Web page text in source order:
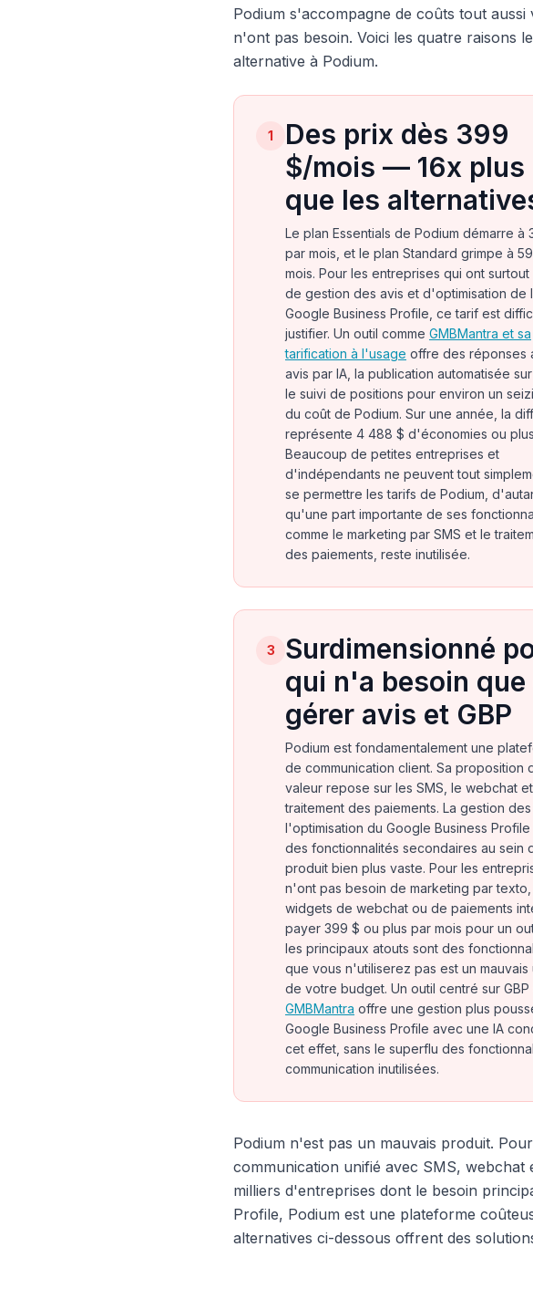
Podium s'accompagne de coûts tout
n'ont pas besoin. Voici les quatre raisons
alternative à Podium.
1
Des prix dès 399
$/mois — 16x plus
que les
Le plan Essentials de Podium démarre à
par mois, et le plan Standard grimpe à
mois. Pour les entreprises qui ont surtout
de gestion des avis et d'optimisation de
Google Business Profile, ce tarif est
justifier. Un outil comme GMBMantra et sa
tarification à l'usage offre des réponses
avis par IA, la publication automatisée
le suivi de positions pour environ un
du coût de Podium. Sur une année, la
représente 4 488 $ d'économies ou
Beaucoup de petites entreprises et
d'indépendants ne peuvent tout
se permettre les tarifs de Podium,
qu'une part importante de ses
comme le marketing par SMS et le
des paiements, reste inutilisée.
3
Surdimensionné
qui n'a besoin que
gérer avis et GBP
Podium est fondamentalement une
de communication client. Sa proposition
valeur repose sur les SMS, le webchat
traitement des paiements. La gestion
l'optimisation du Google Business Profile
des fonctionnalités secondaires au sein
produit bien plus vaste. Pour les
n'ont pas besoin de marketing par
widgets de webchat ou de paiements
payer 399 $ ou plus par mois pour un
les principaux atouts sont des
que vous n'utiliserez pas est un mauvais
de votre budget. Un outil centré sur GBP
GMBMantra offre une gestion plus
Google Business Profile avec une IA
cet effet, sans le superflu des
communication inutilisées.
Podium n'est pas un mauvais produit.
communication unifié avec SMS,
milliers d'entreprises dont le besoin
Profile, Podium est une plateforme
alternatives ci-dessous offrent des